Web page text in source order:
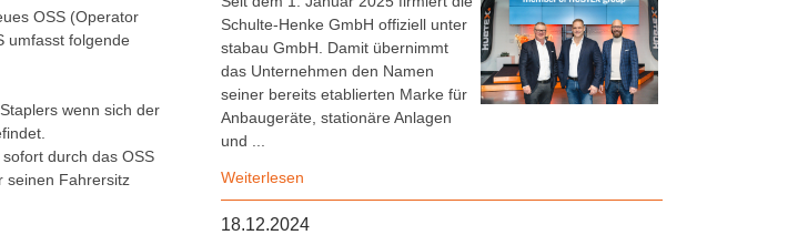
Schulte-Henke GmbH offiziell unter
stabau GmbH. Damit übernimmt
das Unternehmen den Namen
seiner bereits etablierten Marke für
Anbaugeräte, stationäre Anlagen
und ...
Weiterlesen
18.12.2024
OSS (Operator
umfasst folgende
wenn sich der
durch das OSS
seinen Fahrersitz